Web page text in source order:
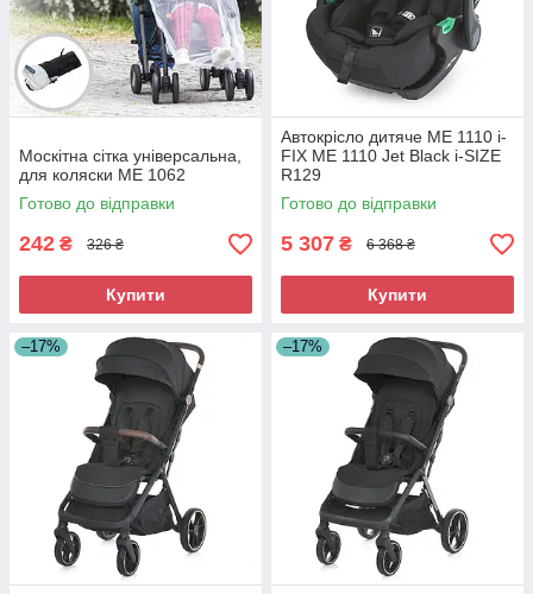
Москітна сітка універсальна,
для коляски ME 1062
Готово до відправки
242 ₴ 326 ₴
Купити
Автокрісло дитяче ME 1110 i-
FIX ME 1110 Jet Black i-SIZE
R129
Готово до відправки
5 307 ₴ 6 368 ₴
Купити
–17% –17%